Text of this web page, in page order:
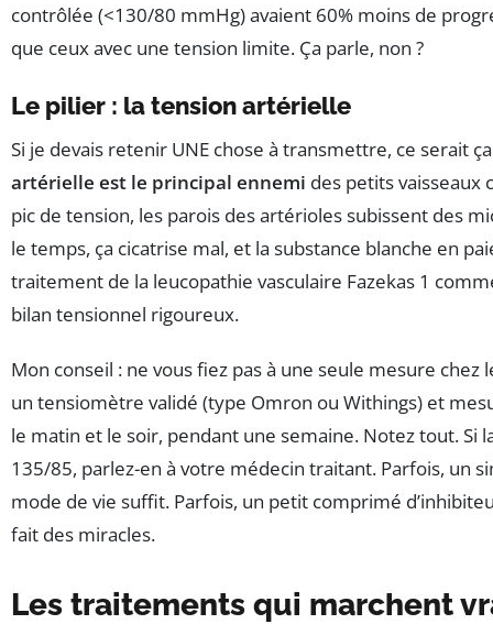
contrôlée (<130/80 mmHg) avaient 60% moins de
que ceux avec une tension limite. Ça parle, non ?
Le pilier : la tension artérielle
Si je devais retenir UNE chose à transmettre, ce serait
artérielle est le principal ennemi des petits vaisseaux
pic de tension, les parois des artérioles subissent des
le temps, ça cicatrise mal, et la substance blanche en
traitement de la leucopathie vasculaire Fazekas 1
bilan tensionnel rigoureux.
Mon conseil : ne vous fiez pas à une seule mesure chez
un tensiomètre validé (type Omron ou Withings) et
le matin et le soir, pendant une semaine. Notez tout. Si
135/85, parlez-en à votre médecin traitant. Parfois, un
mode de vie suffit. Parfois, un petit comprimé
fait des miracles.
Les traitements qui marchent